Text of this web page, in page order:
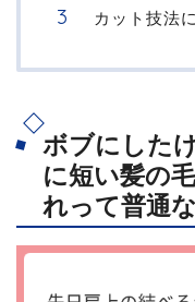
カット技法
ボブにした
に短い髪の
れって普通